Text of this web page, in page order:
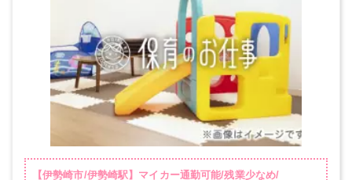
【伊勢崎市/伊勢崎駅】マイカー通勤可能/残業少なめ/